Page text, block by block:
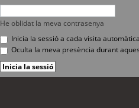
He oblidat la meva contrasenya
Inicia la sessió a cada visita
Oculta la meva presència durant